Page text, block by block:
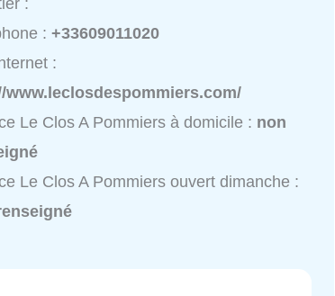
:
:+33609011020
:
www.leclosdespommiers.com/
Le Clos A Pommiers à domicile : non
Le Clos A Pommiers ouvert dimanche :